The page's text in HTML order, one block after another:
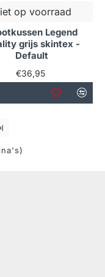
op voorraad
Legend
grijs skintex -
Default
€36,95